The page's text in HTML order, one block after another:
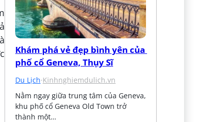
Khám phá vẻ đẹp bình yên của
phố cổ Geneva, Thụy Sĩ
Du Lịch·Kinhnghiemdulich.vn
Nằm ngay giữa trung tâm của Geneva,
khu phố cổ Geneva Old Town trở
thành một…